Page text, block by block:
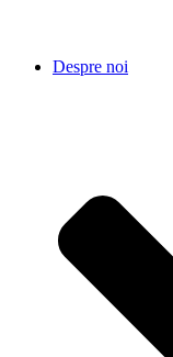
Despre noi